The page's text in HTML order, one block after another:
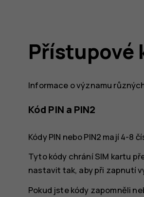
Přístupové
Informace o významu
Kód PIN a PIN2
Kódy PIN nebo PIN2 mají 4-8
Tyto kódy chrání SIM kartu
nastavit tak, aby při zapnutí
Pokud jste kódy zapomněli